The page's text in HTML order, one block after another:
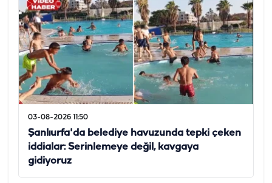
03-08-2026 11:50
Şanlıurfa'da belediye havuzunda tepki çeken
iddialar: Serinlemeye değil, kavgaya
gidiyoruz